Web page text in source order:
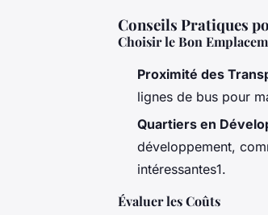
Conseils Pratiques
Choisir le Bon
Proximité des
lignes de bus pour
Quartiers en
développement,
intéressantes1.
Évaluer les Coûts